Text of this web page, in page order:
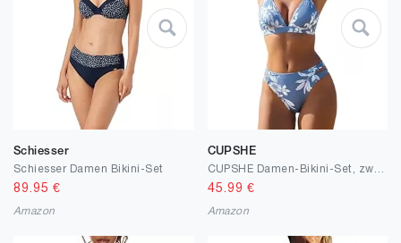
Schiesser
Schiesser Damen Bikini-Set
89.95 €
Amazon
CUPSHE
45.99 €
Amazon